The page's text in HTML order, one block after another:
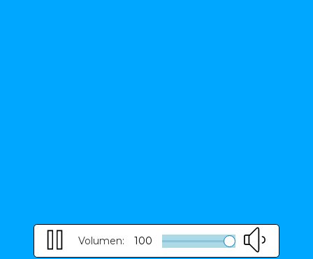
Volumen: 100